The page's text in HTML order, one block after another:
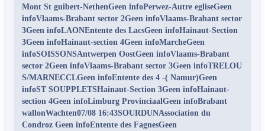
Mont St guibert-NethenGeen infoPerwez-Autre egliseGeen
infoVlaams-Brabant sector 2Geen infoVlaams-Brabant sector
3Geen infoLAONEntente des LacsGeen infoHainaut-Section
3Geen infoHainaut-section 4Geen infoMarcheGeen
infoSOISSONSAntwerpen OostGeen infoVlaams-Brabant
sector 2Geen infoVlaams-Brabant sector 3Geen infoTRELOU
S/MARNECCLGeen infoEntente des 4 -( Namur)Geen
infoST SOUPPLETSHainaut-Section 3Geen infoHainaut-
section 4Geen infoLimburg ProvinciaalGeen infoBrabant
wallonWachten07/08 16:43SOURDUNAssociation du
Condroz Geen infoEntente des FagnesGeen